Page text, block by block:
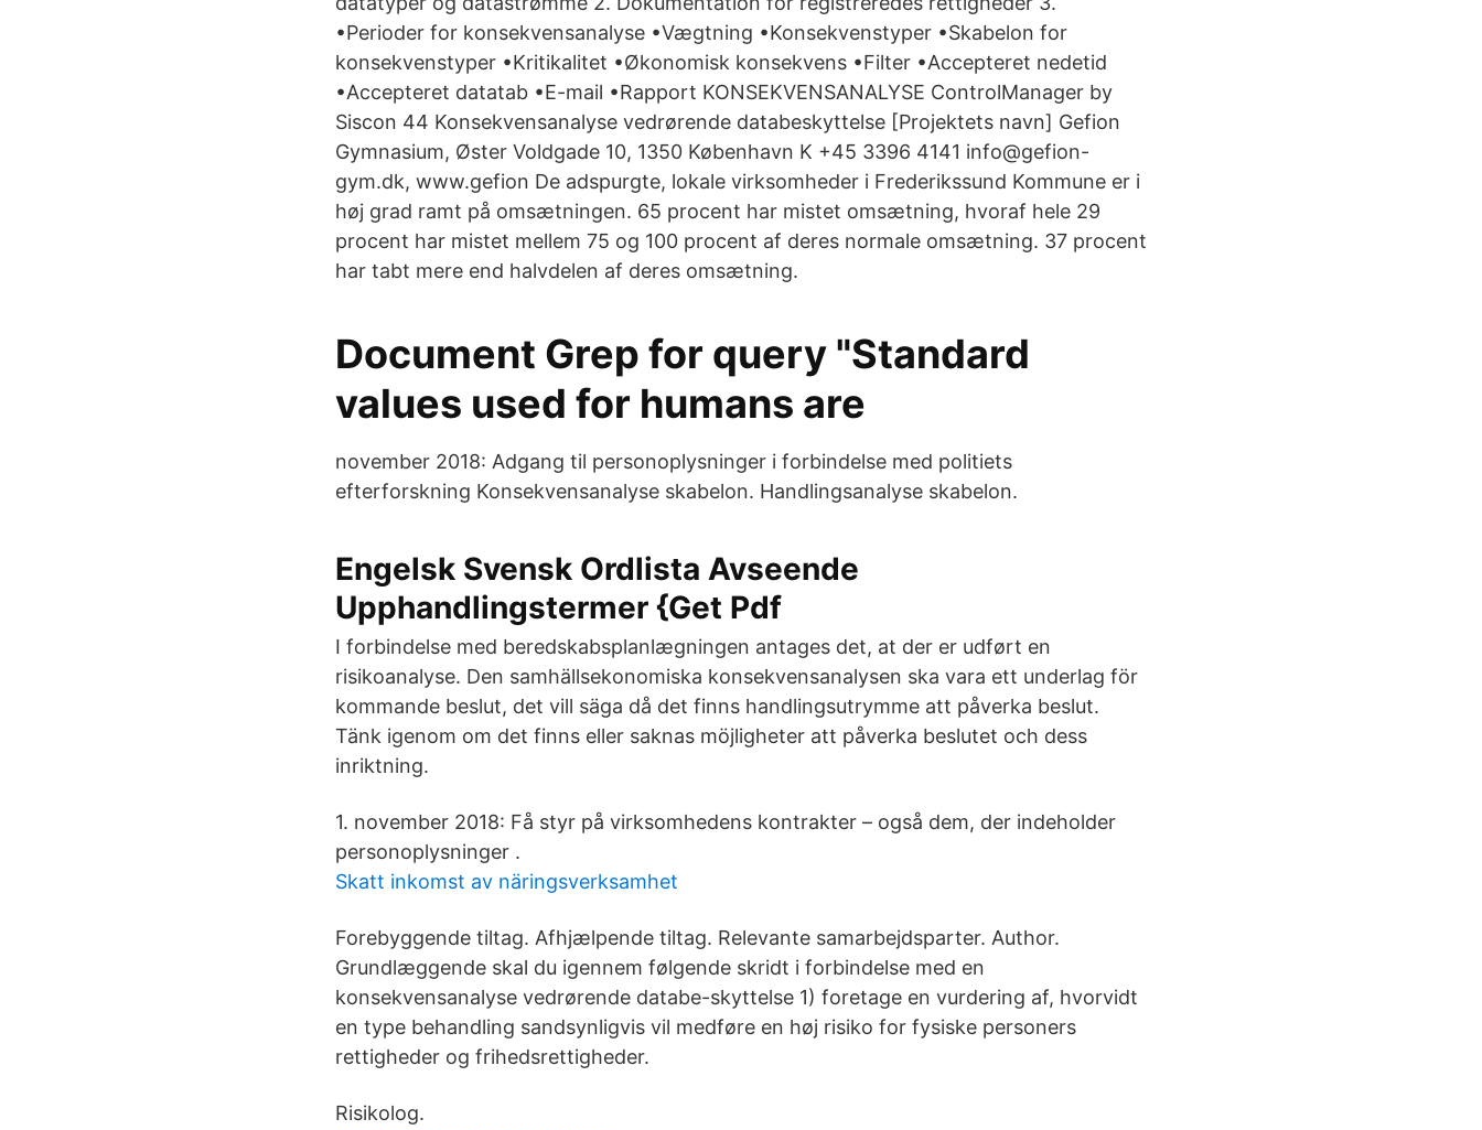
•Perioder for konsekvensanalyse •Vægtning •Konsekvenstyper •Skabelon for
konsekvenstyper •Kritikalitet •Økonomisk konsekvens •Filter •Accepteret nedetid
•Accepteret datatab •E-mail •Rapport KONSEKVENSANALYSE ControlManager by
Siscon 44 Konsekvensanalyse vedrørende databeskyttelse [Projektets navn] Gefion
Gymnasium, Øster Voldgade 10, 1350 København K +45 3396 4141 info@gefion-
gym.dk, www.gefion De adspurgte, lokale virksomheder i Frederikssund Kommune er i
høj grad ramt på omsætningen. 65 procent har mistet omsætning, hvoraf hele 29
procent har mistet mellem 75 og 100 procent af deres normale omsætning. 37 procent
har tabt mere end halvdelen af deres omsætning.
Document Grep for query "Standard
values used for humans are
november 2018: Adgang til personoplysninger i forbindelse med politiets
efterforskning Konsekvensanalyse skabelon. Handlingsanalyse skabelon.
Engelsk Svensk Ordlista Avseende
Upphandlingstermer {Get Pdf
I forbindelse med beredskabsplanlægningen antages det, at der er udført en
risikoanalyse. Den samhällsekonomiska konsekvensanalysen ska vara ett underlag för
kommande beslut, det vill säga då det finns handlingsutrymme att påverka beslut.
Tänk igenom om det finns eller saknas möjligheter att påverka beslutet och dess
inriktning.
1. november 2018: Få styr på virksomhedens kontrakter – også dem, der indeholder
personoplysninger .
Skatt inkomst av näringsverksamhet
Forebyggende tiltag. Afhjælpende tiltag. Relevante samarbejdsparter. Author.
Grundlæggende skal du igennem følgende skridt i forbindelse med en
konsekvensanalyse vedrørende databe-skyttelse 1) foretage en vurdering af, hvorvidt
en type behandling sandsynligvis vil medføre en høj risiko for fysiske personers
rettigheder og frihedsrettigheder.
Risikolog.